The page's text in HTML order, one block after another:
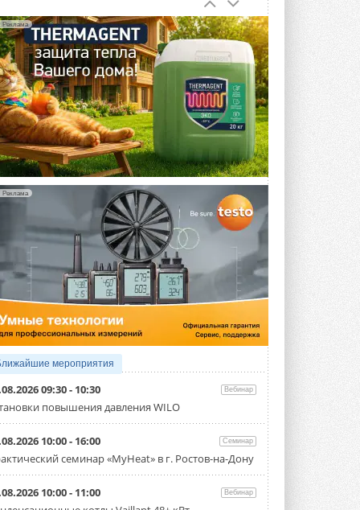
Гибридный тепловой насос PV/T
с одним общим испарителем
Исследователи предложили
конструкцию двухисточникового ...
ВЧЕРА
21-й ежегодный форум
«ЦОД-2026»
Мероприятие пройдет 2-3 сентября в
отеле Radisson Slavyanskaya. Форум
посетит более двух тысяч участников ...
ВЧЕРА
Китайская Shenling представила
линейку тепловых насосов
«воздух-вода» на R290
Серия ThermaX R290 All-In-One
включает три модели ...
4 АВГУСТА 2026
Тепловые насосы в связке с
солнечной генерацией и
накопителем снижают
потребление на 60%
Исследователи из Италии установили ...
4 АВГУСТА 2026
«РУСКЛИМАТ Fest 2026» в Уфе
собрал свыше 700 профи
климатической отрасли
Организатором выступил торгово-
производственный холдинг ...
3 АВГУСТА 2026
«Датарк» испытал модульный
Реклама
Реклама
мероприятия
09:30 - 10:30 Вебинар
повышения давления WILO
10:00 - 16:00 Семинар
семинар «MyHeat» в г. Ростов-на-Дону
10:00 - 11:00 Вебинар